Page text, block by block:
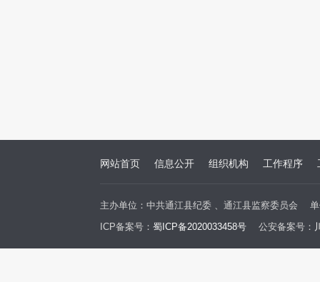
网站首页 信息公开 组织机构 工作程序
主办单位：中共通江县纪委 、通江县监察委员会
ICP备案号： 蜀ICP备2020033458号 公安备案号：